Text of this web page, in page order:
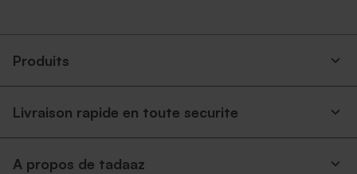
Produits
Livraison rapide en toute securite
A propos de tadaaz